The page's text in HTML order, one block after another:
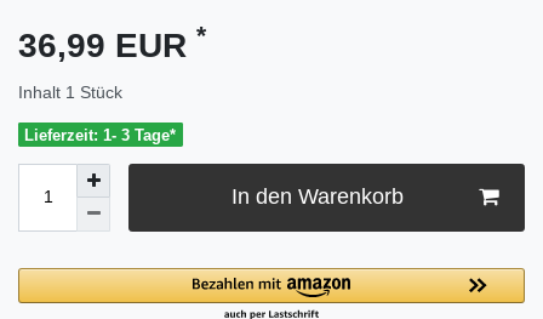
36,99 EUR *
Inhalt 1 Stück
Lieferzeit: 1- 3 Tage*
In den Warenkorb